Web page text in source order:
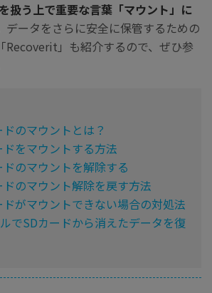
扱う上で重要な言葉「マウント」に
データをさらに安全に保管するための
Recoverit」も紹介するので、ぜひ参
のマウントとは？
をマウントする方法
のマウントを解除する
のマウント解除を戻す方法
がマウントできない場合の対処法
でSDカードから消えたデータを復